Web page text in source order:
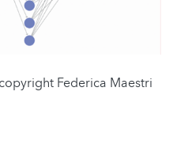
Federica Maestri